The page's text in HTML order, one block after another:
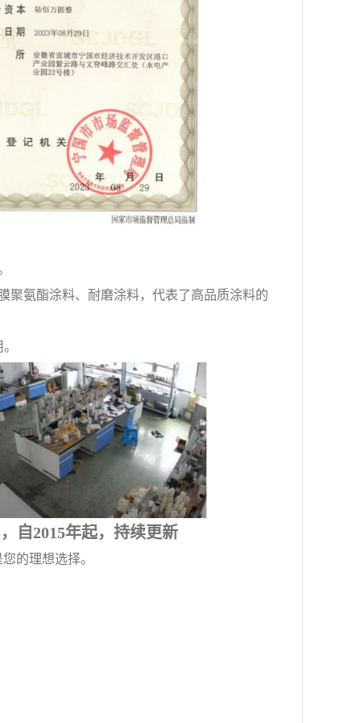
聚氨酯涂料、耐磨涂料，代表了高品质涂料的
自2015年起，持续更新
的理想选择。